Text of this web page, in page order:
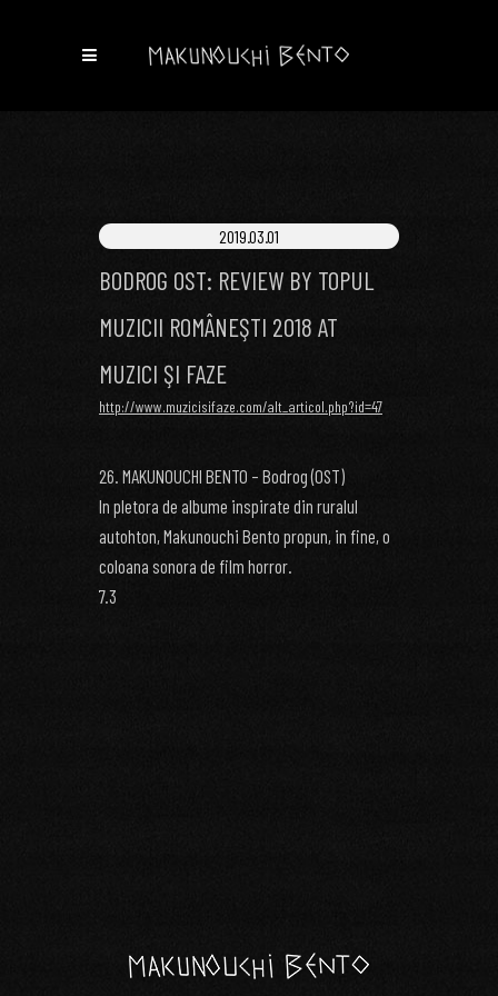
2019.03.01
BODROG OST: REVIEW BY TOPUL
MUZICII ROMÂNEŞTI 2018 AT
MUZICI ŞI FAZE
http://www.muzicisifaze.com/alt_articol.php?id=47
26. MAKUNOUCHI BENTO – Bodrog (OST)
In pletora de albume inspirate din ruralul
autohton, Makunouchi Bento propun, in fine, o
coloana sonora de film horror.
7.3